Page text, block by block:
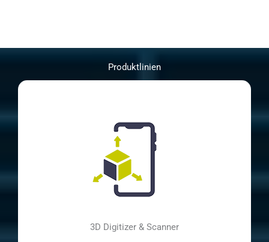
Produktlinien
3D Digitizer & Scanner